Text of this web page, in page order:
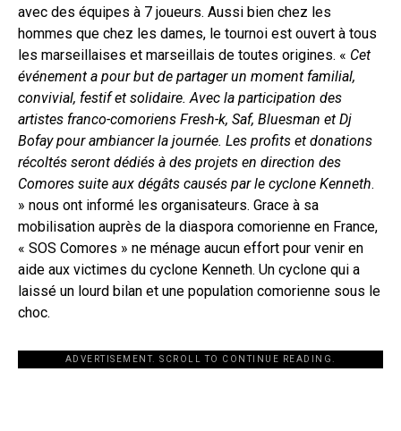
avec des équipes à 7 joueurs. Aussi bien chez les
hommes que chez les dames, le tournoi est ouvert à tous
les marseillaises et marseillais de toutes origines. « Cet
événement a pour but de partager un moment familial,
convivial, festif et solidaire. Avec la participation des
artistes franco-comoriens Fresh-k, Saf, Bluesman et Dj
Bofay pour ambiancer la journée. Les profits et donations
récoltés seront dédiés à des projets en direction des
Comores suite aux dégâts causés par le cyclone Kenneth.
» nous ont informé les organisateurs. Grace à sa
mobilisation auprès de la diaspora comorienne en France,
« SOS Comores » ne ménage aucun effort pour venir en
aide aux victimes du cyclone Kenneth. Un cyclone qui a
laissé un lourd bilan et une population comorienne sous le
choc.
ADVERTISEMENT. SCROLL TO CONTINUE READING.